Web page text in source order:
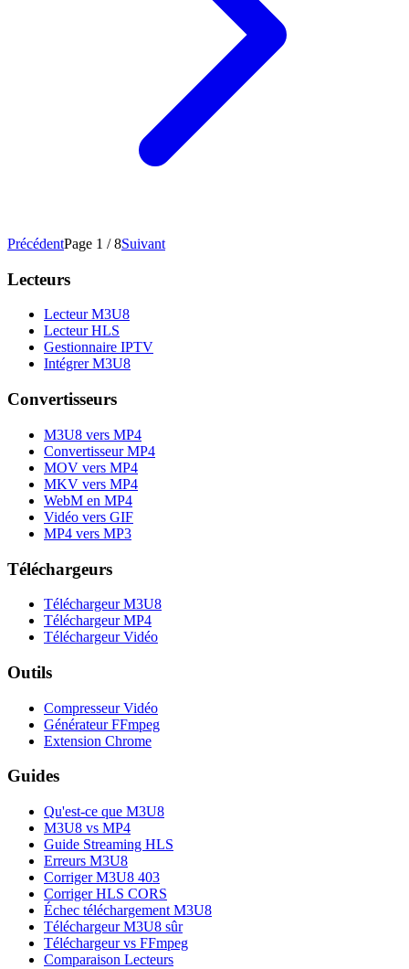
PrécédentPage 1 / 8Suivant
Lecteurs
Lecteur M3U8
Lecteur HLS
Gestionnaire IPTV
Intégrer M3U8
Convertisseurs
M3U8 vers MP4
Convertisseur MP4
MOV vers MP4
MKV vers MP4
WebM en MP4
Vidéo vers GIF
MP4 vers MP3
Téléchargeurs
Téléchargeur M3U8
Téléchargeur MP4
Téléchargeur Vidéo
Outils
Compresseur Vidéo
Générateur FFmpeg
Extension Chrome
Guides
Qu'est-ce que M3U8
M3U8 vs MP4
Guide Streaming HLS
Erreurs M3U8
Corriger M3U8 403
Corriger HLS CORS
Échec téléchargement M3U8
Téléchargeur M3U8 sûr
Téléchargeur vs FFmpeg
Comparaison Lecteurs